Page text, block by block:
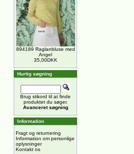
894189 Raglanbluse med
Angel
35,00DKK
Hurtig søgning
Brug stikord til at finde
produktet du søger.
Avanceret søgning
Information
Fragt og returnering
Information om personlige
oplysninger
Kontakt os